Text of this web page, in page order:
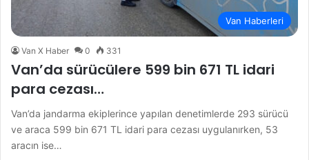
Van Haberleri
Van X Haber 0 331
Van’da sürücülere 599 bin 671 TL idari
para cezası…
Van’da jandarma ekiplerince yapılan denetimlerde 293 sürücü
ve araca 599 bin 671 TL idari para cezası uygulanırken, 53
aracın ise…